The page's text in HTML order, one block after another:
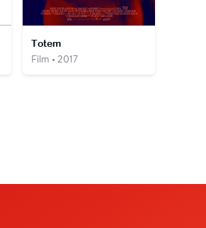
Totem
Film • 2017